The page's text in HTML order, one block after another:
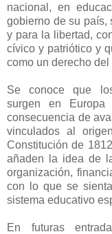
nacional, en
gobierno de su país,
y para la libertad,
cívico y patriótico y
como un derecho
Se conoce que
surgen en
consecuencia de
vinculados al
Constitución de
añaden la idea de
organización,
con lo que se
sistema educativo
En futuras